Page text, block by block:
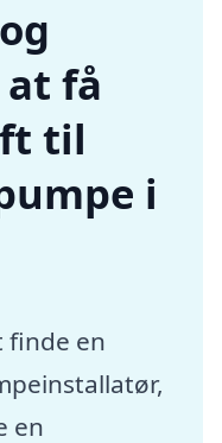
få
til
i
en
en